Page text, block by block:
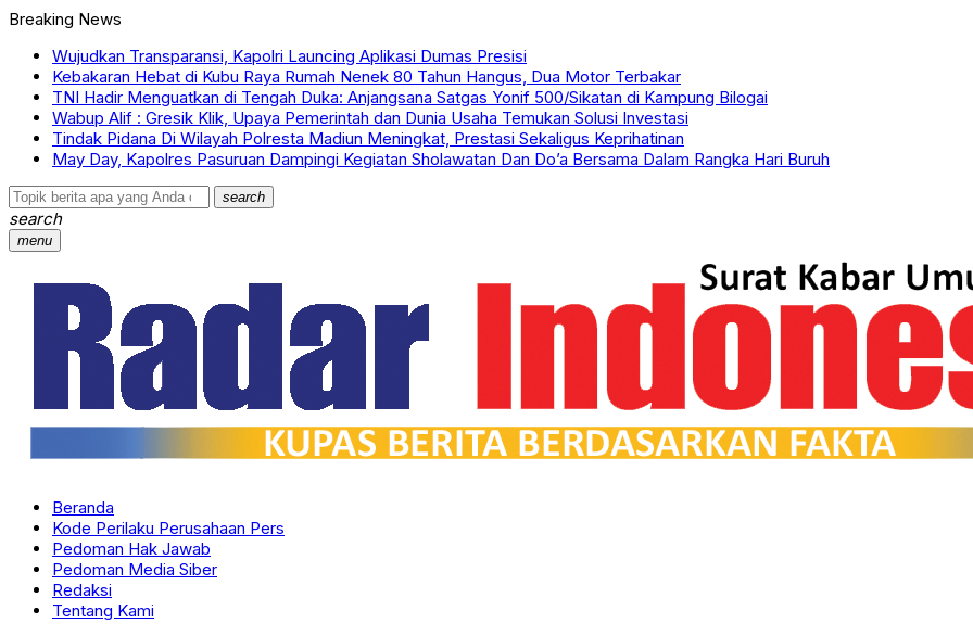
Breaking News
Wujudkan Transparansi, Kapolri Launcing Aplikasi Dumas Presisi
Kebakaran Hebat di Kubu Raya Rumah Nenek 80 Tahun Hangus, Dua Motor Terbakar
TNI Hadir Menguatkan di Tengah Duka: Anjangsana Satgas Yonif 500/Sikatan di Kampung Bilogai
Wabup Alif : Gresik Klik, Upaya Pemerintah dan Dunia Usaha Temukan Solusi Investasi
Tindak Pidana Di Wilayah Polresta Madiun Meningkat, Prestasi Sekaligus Keprihatinan
May Day, Kapolres Pasuruan Dampingi Kegiatan Sholawatan Dan Do’a Bersama Dalam Rangka Hari Buruh
search
search
menu
Beranda
Kode Perilaku Perusahaan Pers
Pedoman Hak Jawab
Pedoman Media Siber
Redaksi
Tentang Kami